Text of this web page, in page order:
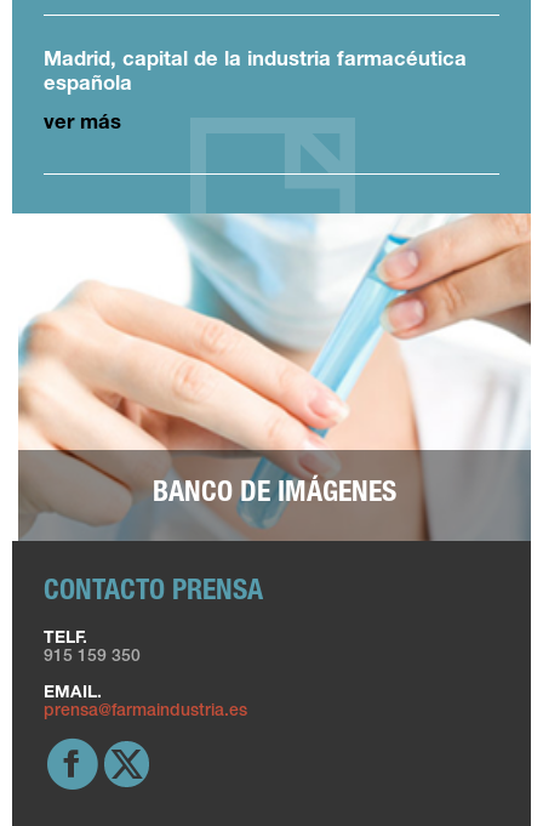
Madrid, capital de la industria farmacéutica
española
ver más
BANCO DE IMÁGENES
CONTACTO PRENSA
TELF.
915 159 350
EMAIL.
prensa@farmaindustria.es